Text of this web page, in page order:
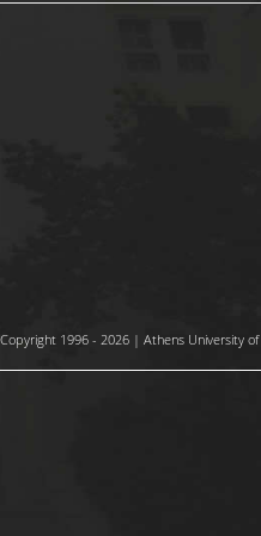
1996 - 2026 | Athens University of